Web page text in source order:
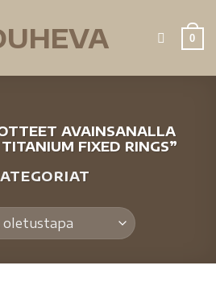
0
AVAINSANALLA
FIXED RINGS”